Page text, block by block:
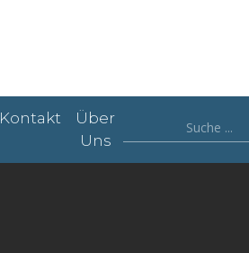
Kontakt
Über
Uns